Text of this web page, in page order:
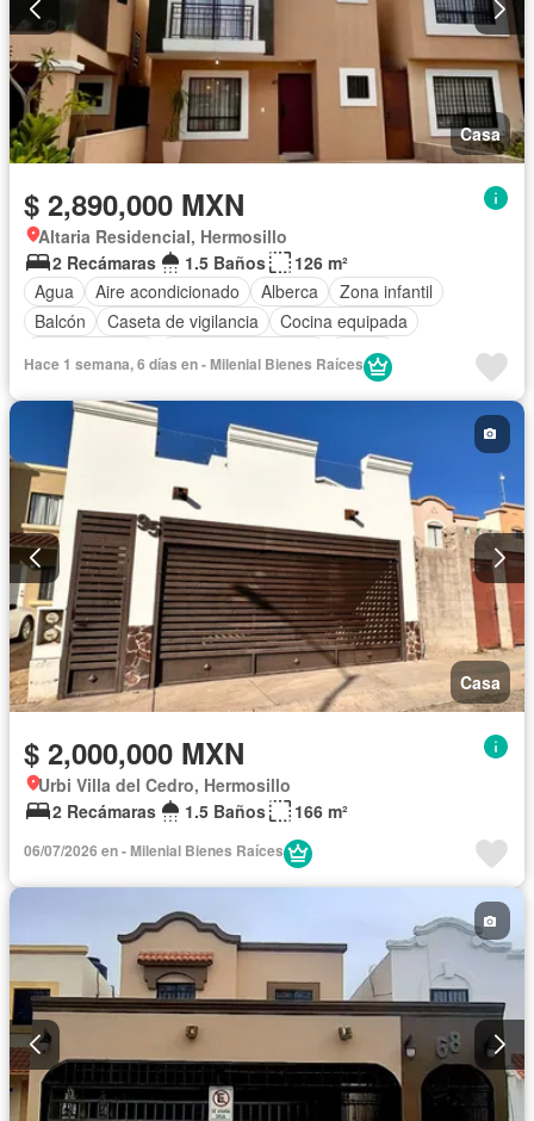
Casa
$ 2,890,000 MXN
Altaria Residencial, Hermosillo
2 Recámaras
1.5 Baños
126 m²
Agua
Aire acondicionado Alberca
Zona infantil
Balcón
Caseta de vigilancia
Cocina equipada
Jardín
Zonas verdes
Hace 1 semana, 6 días en - Milenial Bienes Raíces
Casa
$ 2,000,000 MXN
Urbi Villa del Cedro, Hermosillo
2 Recámaras
1.5 Baños 166 m²
06/07/2026 en - Milenial Bienes Raíces